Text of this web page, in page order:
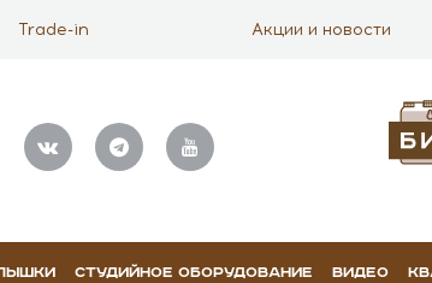
Trade-in Акции и новости
СТУДИЙНОЕ ОБОРУДОВАНИЕ ВИДЕО